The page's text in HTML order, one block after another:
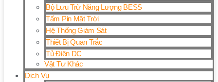
Bộ Lưu Trữ Năng Lượng BESS
Tấm Pin Mặt Trời
Hệ Thống Giám Sát
Thiết Bị Quan Trắc
Tủ Điện DC
Vật Tư Khác
Dịch Vụ